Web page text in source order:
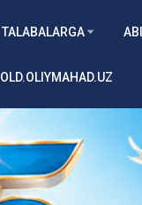
TALABALARGA
OLD.OLIYMAHAD.UZ